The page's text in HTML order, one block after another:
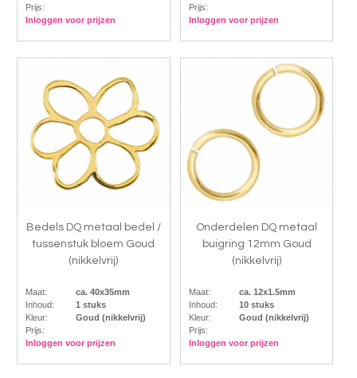
Prijs:
Inloggen voor prijzen
Prijs:
Inloggen voor prijzen
Bedels DQ metaal bedel /
tussenstuk bloem Goud
(nikkelvrij)
Maat:
ca. 40x35mm
Inhoud:
1 stuks
Kleur:
Goud (nikkelvrij)
Prijs:
Inloggen voor prijzen
Onderdelen DQ metaal
buigring 12mm Goud
(nikkelvrij)
Maat:
ca. 12x1.5mm
Inhoud:
10 stuks
Kleur:
Goud (nikkelvrij)
Prijs:
Inloggen voor prijzen